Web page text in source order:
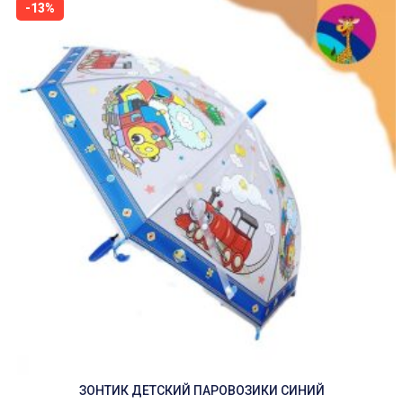
-13%
ЗОНТИК ДЕТСКИЙ ПАРОВОЗИКИ СИНИЙ